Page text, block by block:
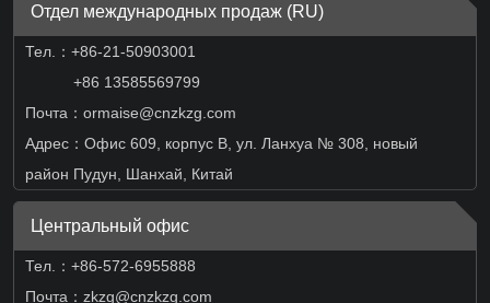
Отдел международных продаж (RU)
Тел.： +86-21-50903001
+86 13585569799
Почта：ormaise@cnzkzg.com
Адрес：Офис 609, корпус B, ул. Ланхуа № 308, новый
район Пудун, Шанхай, Китай
Центральный офис
Тел.：+86-572-6955888
Почта：zkzg@cnzkzg.com